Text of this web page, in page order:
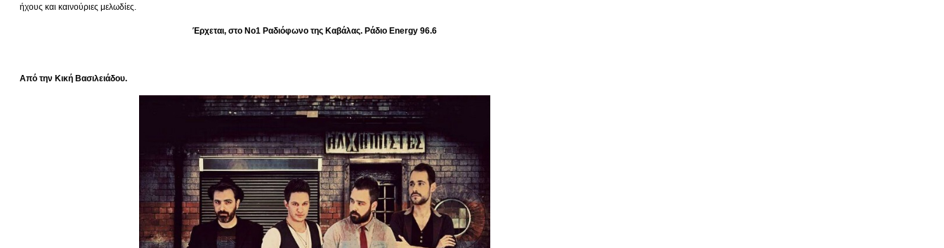
ήχους και καινούριες μελωδίες.
Έρχεται, στο Νο1 Ραδιόφωνο της Καβάλας. Ράδιο Energy 96.6
Από την Κική Βασιλειάδου.